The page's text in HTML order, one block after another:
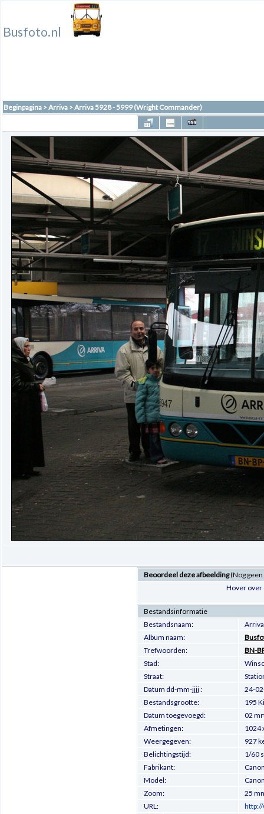
Busfoto.nl
Beginpagina >Arriva >Arriva 5928 - 5999 (Wright Commander)
Beoordeel deze afbeelding(Nog
Hover over
Bestandsinformatie
Bestandsnaam:
Album naam:
Trefwoorden:
BN-
Stad:
Straat:
Datum dd-mm-jjjj :
24-
Bestandsgrootte:
195
Datum toegevoegd:
02
Afmetingen:
1024
Weergegeven:
927
Belichtingstijd:
1/60
Fabrikant:
Model:
Zoom:
25
URL: